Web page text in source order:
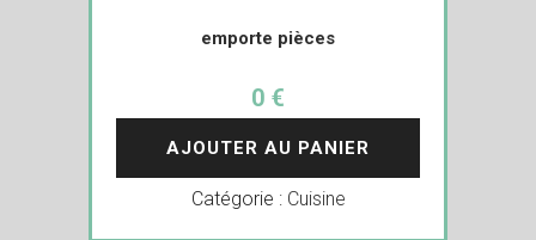
emporte pièces
0 €
AJOUTER AU PANIER
Catégorie : Cuisine